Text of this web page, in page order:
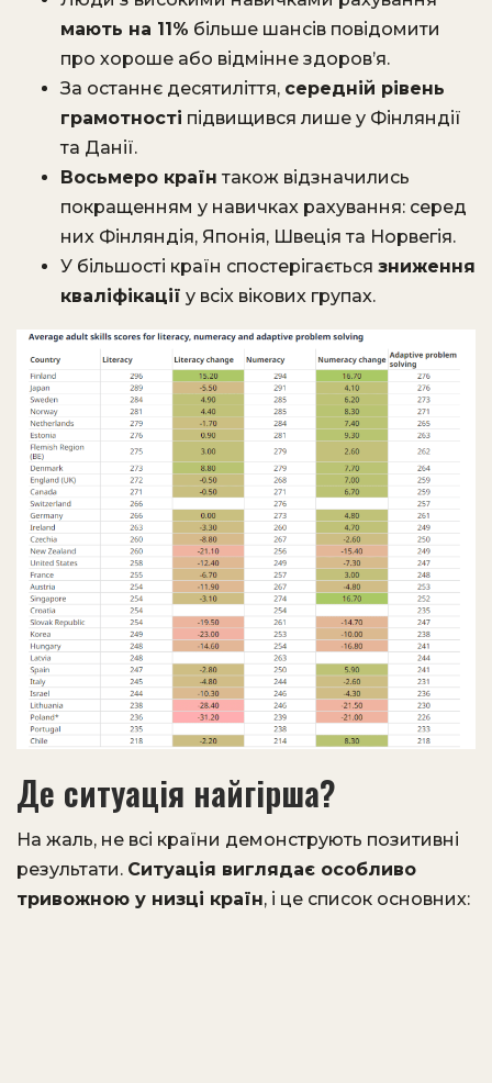
мають на 11% більше шансів повідомити
про хороше або відмінне здоров’я.
За останнє десятиліття, середній рівень
грамотності підвищився лише у Фінляндії
та Данії.
Восьмеро країн також відзначились
покращенням у навичках рахування: серед
них Фінляндія, Японія, Швеція та Норвегія.
У більшості країн спостерігається зниження
кваліфікації у всіх вікових групах.
Де ситуація найгірша?
На жаль, не всі країни демонструють позитивні
результати. Ситуація виглядає особливо
тривожною у низці країн, і це список основних: